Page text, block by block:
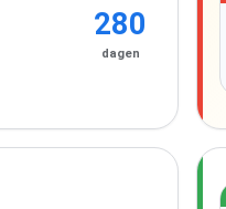
280
dagen